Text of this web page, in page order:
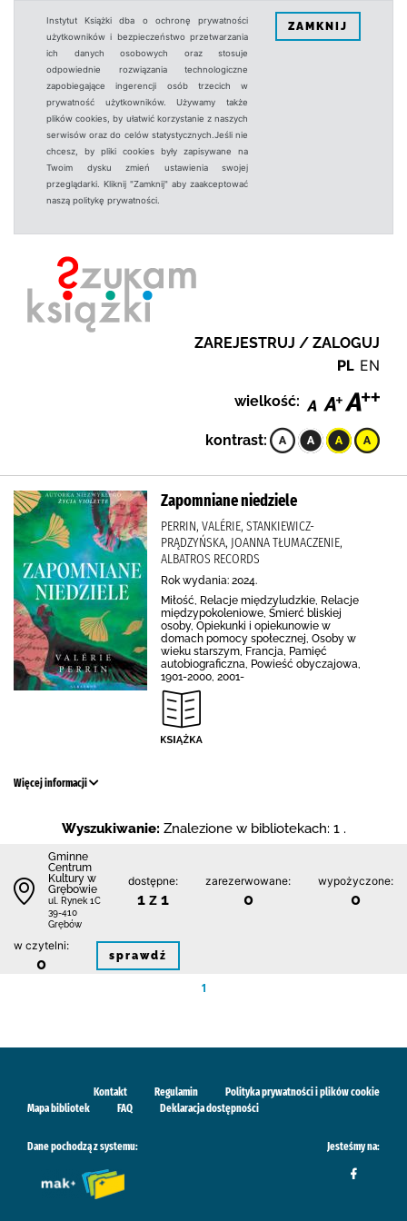
Instytut Książki dba o ochronę prywatności
użytkowników i bezpieczeństwo przetwarzania
ich danych osobowych oraz stosuje
odpowiednie rozwiązania technologiczne
zapobiegające ingerencji osób trzecich w
prywatność użytkowników. Używamy także
plików cookies, by ułatwić korzystanie z naszych
serwisów oraz do celów statystycznych.Jeśli nie
chcesz, by pliki cookies były zapisywane na
Twoim dysku zmień ustawienia swojej
przeglądarki. Kliknij "Zamknij" aby zaakceptować
naszą politykę prywatności.
ZAMKNIJ
ZAREJESTRUJ / ZALOGUJ
PL EN
wielkość:
kontrast:
Zapomniane niedziele
PERRIN, VALÉRIE, STANKIEWICZ-
PRĄDZYŃSKA, JOANNA TŁUMACZENIE,
ALBATROS RECORDS
Rok wydania: 2024.
Miłość, Relacje międzyludzkie, Relacje
międzypokoleniowe, Śmierć bliskiej
osoby, Opiekunki i opiekunowie w
domach pomocy społecznej, Osoby w
wieku starszym, Francja, Pamięć
autobiograficzna, Powieść obyczajowa,
1901-2000, 2001-
Więcej informacji
Wyszukiwanie: Znalezione w bibliotekach: 1 .
Gminne
Centrum
Kultury w
Grębowie
ul. Rynek 1C
39-410
Grębów
dostępne:
1 z 1
zarezerwowane:
0
wypożyczone:
0
w czytelni:
0 sprawdź
1
Kontakt Regulamin
Polityka prywatności i plików cookie
Mapa bibliotek
FAQ Deklaracja dostępności
Dane pochodzą z systemu: Jesteśmy na: